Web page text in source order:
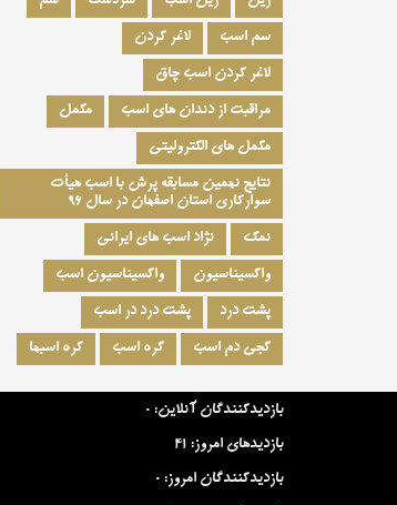
سم اسب لاغر کردن
لاغر کردن اسب چاق
مراقبت از دندان های اسب مکمل
مکمل های الکترولیتی
نتایج نهمین مسابقه پرش با اسب هیأت
سوارکاری استان اصفهان در سال ۹۶
نمک نژاد اسب های ایرانی
واکسیناسیون واکسیناسیون اسب
پشت درد پشت درد در اسب
کجی دم اسب کره اسب کره اسبها
آخرین آمار سایت:
بازدیدکنندگان آنلاین: 0
بازدیدهای امروز: 41
بازدیدکنندگان امروز: 0